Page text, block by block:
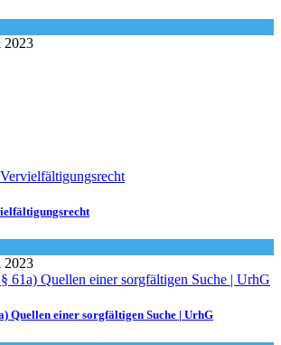
2023
2023
Quellen einer sorgfältigen Suche | UrhG